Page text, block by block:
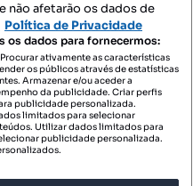
NA:
não afetarão os dados de
Política de Privacidade
os dados para fornecermos:
ativamente as características
os públicos através de estatísticas
Armazenar e/ou aceder a
da publicidade. Criar perfis
publicidade personalizada.
limitados para selecionar
Utilizar dados limitados para
publicidade personalizada.